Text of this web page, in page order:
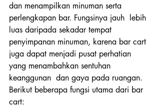
dan menampilkan minuman serta
perlengkapan bar. Fungsinya jauh  lebih
luas daripada sekadar tempat
penyimpanan minuman, karena bar cart
juga dapat menjadi pusat perhatian
yang menambahkan sentuhan
keanggunan  dan gaya pada ruangan.
Berikut beberapa fungsi utama dari bar
cart: